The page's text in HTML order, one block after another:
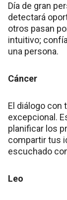
Día de gran
detectará
otros pasan
intuitivo;
una persona.
Cáncer
El diálogo con
excepcional.
planificar los
compartir tus
escuchado
Leo